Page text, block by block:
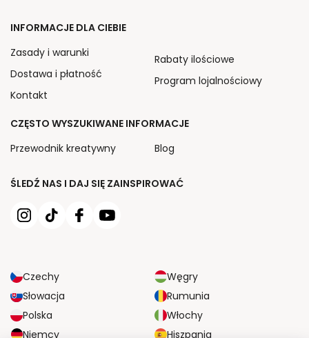
ŚLEDŹ NAS I DAJ SIĘ ZAINSPIROWAĆ
Czechy
Węgry
Słowacja
Rumunia
Polska
Włochy
Niemcy
Hiszpania
INFORMACJE DLA CIEBIE
Zasady i warunki
Dostawa i płatność
Kontakt
Rabaty ilościowe
Program lojalnościowy
CZĘSTO WYSZUKIWANE INFORMACJE
Przewodnik kreatywny
Blog